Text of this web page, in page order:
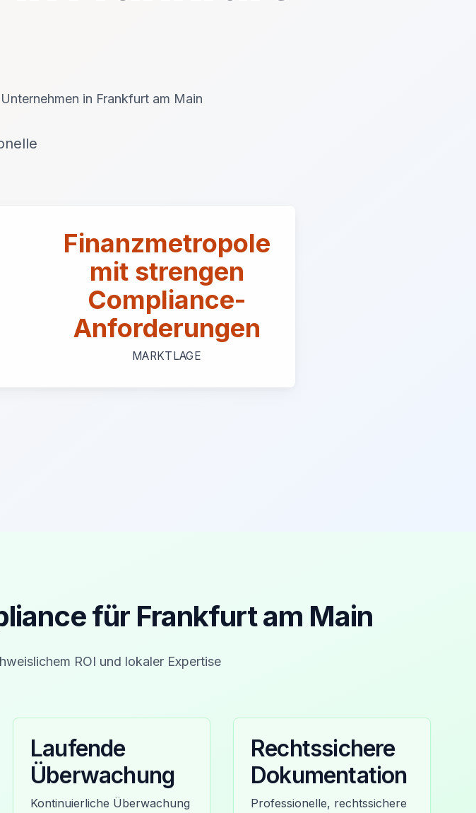
in Frankfurt am Main
Finanzmetropole
mit strengen
Compliance-
Anforderungen
MARKTLAGE
für Frankfurt am Main
ROI und lokaler Expertise
Laufende
Überwachung
Kontinuierliche Überwachung
Rechtssichere
Dokumentation
Professionelle, rechtssichere